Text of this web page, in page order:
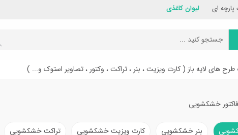
ای لیوان کاغذی
های لایه باز ( کارت ویزیت ، بنر ، تراکت ، وکتور ، تصاویر استوک و... )
خشکشویی
بنر خشکشویی کارت ویزیت خشکشویی تراکت خشکشویی